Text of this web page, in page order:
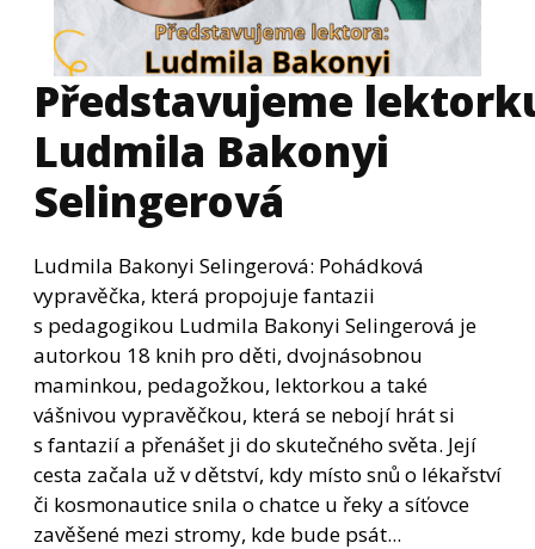
Představujeme
Ludmila Bakonyi
Selingerová
Ludmila Bakonyi Selingerová: Pohádková
vypravěčka, která propojuje fantazii
s pedagogikou Ludmila Bakonyi Selingerová je
autorkou 18 knih pro děti, dvojnásobnou
maminkou, pedagožkou, lektorkou a také
vášnivou vypravěčkou, která se nebojí hrát si
s fantazií a přenášet ji do skutečného světa. Její
cesta začala už v dětství, kdy místo snů o lékařství
či kosmonautice snila o chatce u řeky a síťovce
zavěšené mezi stromy, kde bude psát...